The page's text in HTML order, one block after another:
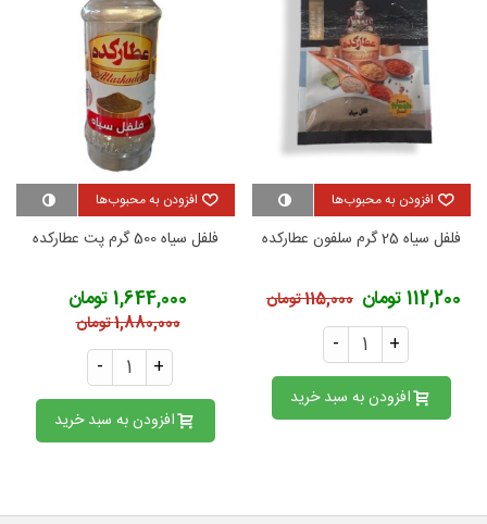
افزودن به محبوب‌ها
فلفل سیاه 25 گرم سلفون عطارکده
112,200 تومان 115,000 تومان
- +
افزودن به سبد خرید
افزودن به محبوب‌ها
فلفل سیاه 500 گرم پت عطارکده
1,644,000 تومان
1,880,000 تومان
- +
افزودن به سبد خرید